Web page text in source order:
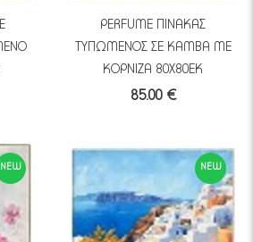
PERFUME ΠΙΝΑΚΑΣ
ΤΥΠΩΜΕΝΟΣ ΣΕ ΚΑΜΒΑ ΜΕ
ΚΟΡΝΙΖΑ 80Χ80ΕΚ
85.00 €
NEW NEW